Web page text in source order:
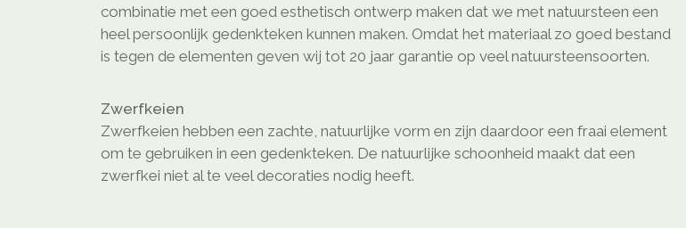
combinatie met een goed esthetisch ontwerp maken dat we met natuursteen een
heel persoonlijk gedenkteken kunnen maken. Omdat het materiaal zo goed bestand
is tegen de elementen geven wij tot 20 jaar garantie op veel natuursteensoorten.
Zwerfkeien
Zwerfkeien hebben een zachte, natuurlijke vorm en zijn daardoor een fraai element
om te gebruiken in een gedenkteken. De natuurlijke schoonheid maakt dat een
zwerfkei niet al te veel decoraties nodig heeft.